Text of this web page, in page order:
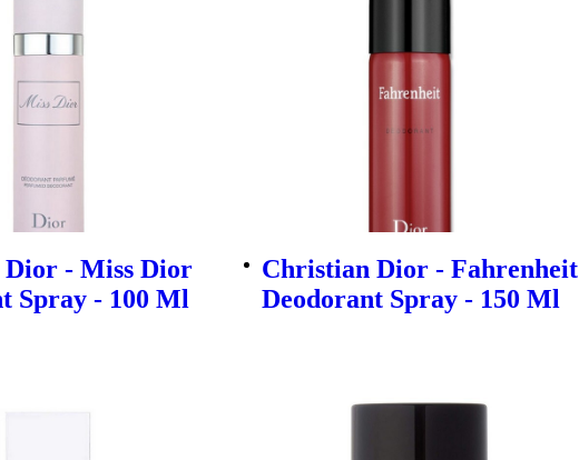
- Miss Dior
Spray - 100 Ml
Christian Dior - Fahrenheit
Deodorant Spray - 150 Ml